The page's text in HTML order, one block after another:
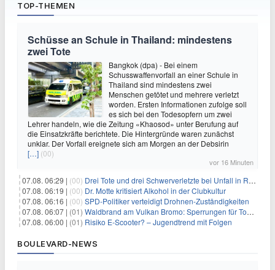
TOP-THEMEN
Schüsse an Schule in Thailand: mindestens
zwei Tote
Bangkok (dpa) - Bei einem
Schusswaffenvorfall an einer Schule in
Thailand sind mindestens zwei
Menschen getötet und mehrere verletzt
worden. Ersten Informationen zufolge soll
es sich bei den Todesopfern um zwei
Lehrer handeln, wie die Zeitung «Khaosod» unter Berufung auf
die Einsatzkräfte berichtete. Die Hintergründe waren zunächst
unklar. Der Vorfall ereignete sich am Morgen an der Debsirin
[…] (00)
vor 16 Minuten
07.08. 06:29 | (00) Drei Tote und drei Schwerverletzte bei Unfall in Rheinland-Pfalz
07.08. 06:19 | (00) Dr. Motte kritisiert Alkohol in der Clubkultur
07.08. 06:16 | (00) SPD-Politiker verteidigt Drohnen-Zuständigkeiten
07.08. 06:07 | (01) Waldbrand am Vulkan Bromo: Sperrungen für Touristen
07.08. 06:00 | (01) Risiko E-Scooter? – Jugendtrend mit Folgen
BOULEVARD-NEWS